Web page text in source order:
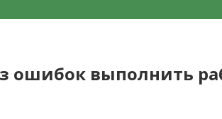
ошибок выполнить